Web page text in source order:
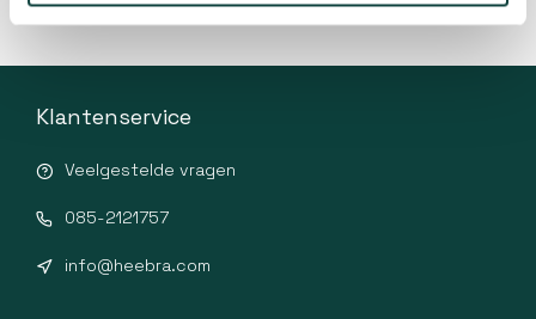
Klantenservice
Veelgestelde vragen
085-2121757
info@heebra.com